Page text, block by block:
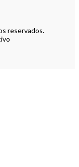
reservados.